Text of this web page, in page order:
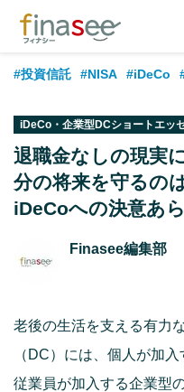
#投資信託 #NISA #iDeCo
#ランキング #日本株 #公的
#フィナンシャル・ウェルビ
#老後 #データ・調査 #金融
iDeCo・企業型DCショートエッ
退職金なしの現実
分の将来を守るの
iDeCoへの決意あ
Finasee編集部
老後の生活を支える有力
（DC）には、個人が加
従業員が加入する企業型